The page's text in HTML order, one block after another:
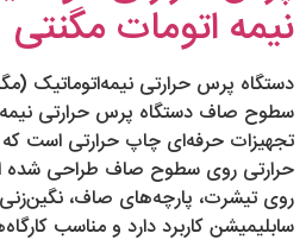
نیمه اتومات مگنتی
دستگاه پرس حرارتی نیمه‌اتوماتیک
سطوح صاف دستگاه پرس حرارتی
تجهیزات حرفه‌ای چاپ حرارتی است
حرارتی روی سطوح صاف طراحی شده
روی تیشرت، پارچه‌های صاف،
سابلیمیشن کاربرد دارد و مناسب